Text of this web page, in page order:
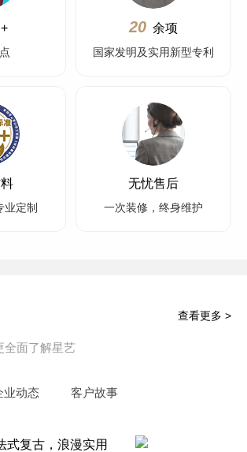
+ 20 余项
国家发明及实用新型专利
业定制
无忧售后
一次装修，终身维护
全面了解星艺
查看更多 >
业动态 客户故事
式复古，浪漫实用